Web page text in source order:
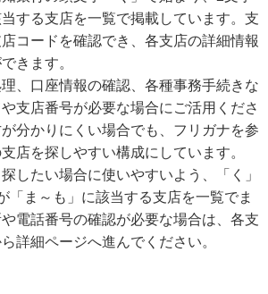
する支店を一覧で掲載しています。支
コードを確認でき、各支店の詳細情報
きます。
、口座情報の確認、各種事務手続きな
支店番号が必要な場合にご活用くださ
分かりにくい場合でも、フリガナを参
店を探しやすい構成にしています。
したい場合に使いやすいよう、「く」
「ま～も」に該当する支店を一覧でま
電話番号の確認が必要な場合は、各支
詳細ページへ進んでください。